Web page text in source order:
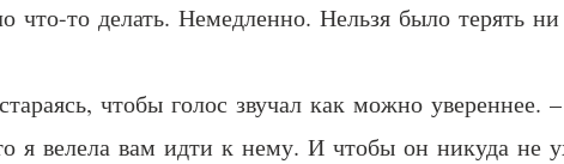
что-то делать. Немедленно. Нельзя было терять
чтобы голос звучал как можно
я велела вам идти к нему. И чтобы он никуда не